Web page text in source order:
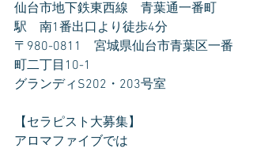
仙台市地下鉄東西線　青葉通一番町
駅　南1番出口より徒歩4分
〒980-0811　宮城県仙台市青葉区一番
町二丁目10-1
グランディS202・203号室
【セラピスト大募集】
アロマファイブでは